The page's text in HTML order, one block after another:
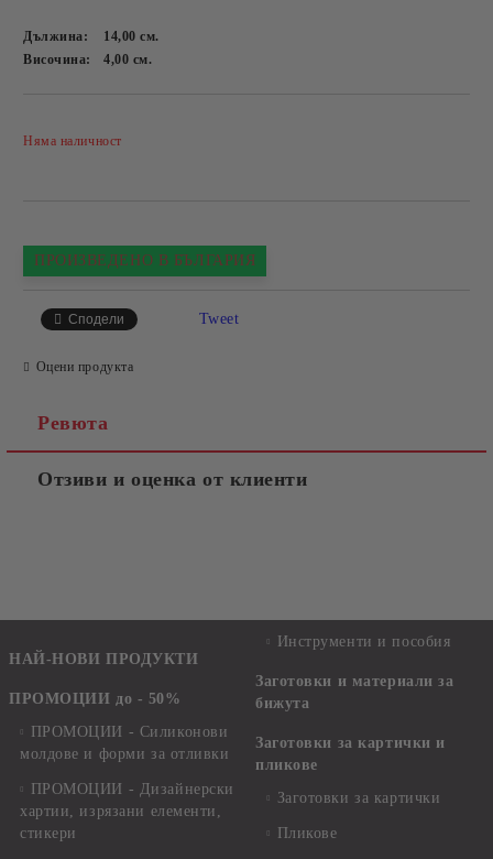
Дължина: 14,00см.
Височина:
4,00 см.
Няма наличност
ПРОИЗВЕДЕНО В БЪЛГАРИЯ
Сподели Tweet
Оцени продукта
Ревюта
Отзиви и оценка от клиенти
НАЙ-НОВИ ПРОДУКТИ
ПРОМОЦИИ до - 50%
ПРОМОЦИИ - Силиконови
молдове и форми за отливки
ПРОМОЦИИ - Дизайнерски
хартии, изрязани елементи,
стикери
Инструменти и пособия
Заготовки и материали за
бижута
Заготовки за картички и
пликове
Заготовки за картички
Пликове